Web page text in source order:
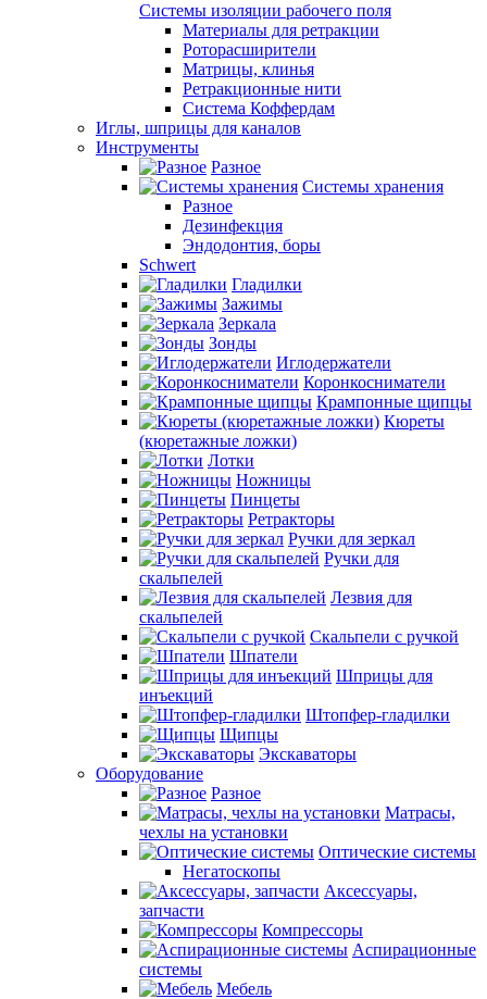
Системы изоляции рабочего поля
Материалы для ретракции
Роторасширители
Матрицы, клинья
Ретракционные нити
Система Коффердам
Иглы, шприцы для каналов
Инструменты
Разное
Системы хранения
Разное
Дезинфекция
Эндодонтия, боры
Schwert
Гладилки
Зажимы
Зеркала
Зонды
Иглодержатели
Коронкосниматели
Крампонные щипцы
Кюреты
(кюретажные ложки)
Лотки
Ножницы
Пинцеты
Ретракторы
Ручки для зеркал
Ручки для
скальпелей
Лезвия для
скальпелей
Скальпели с ручкой
Шпатели
Шприцы для
инъекций
Штопфер-гладилки
Щипцы
Экскаваторы
Оборудование
Разное
Матрасы,
чехлы на установки
Оптические системы
Негатоскопы
Аксессуары,
запчасти
Компрессоры
Аспирационные
системы
Мебель